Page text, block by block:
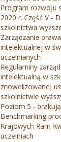
Program rozwoju
2020 r. Część V -
szkolnictwa
Zarządzanie
intelektualnej w
uczelnianych
Regulaminy
intelektualną w
znowelizowanej
szkolnictwie
Poziom 5 -
Benchmarking
Krajowych Ram
uczelniach